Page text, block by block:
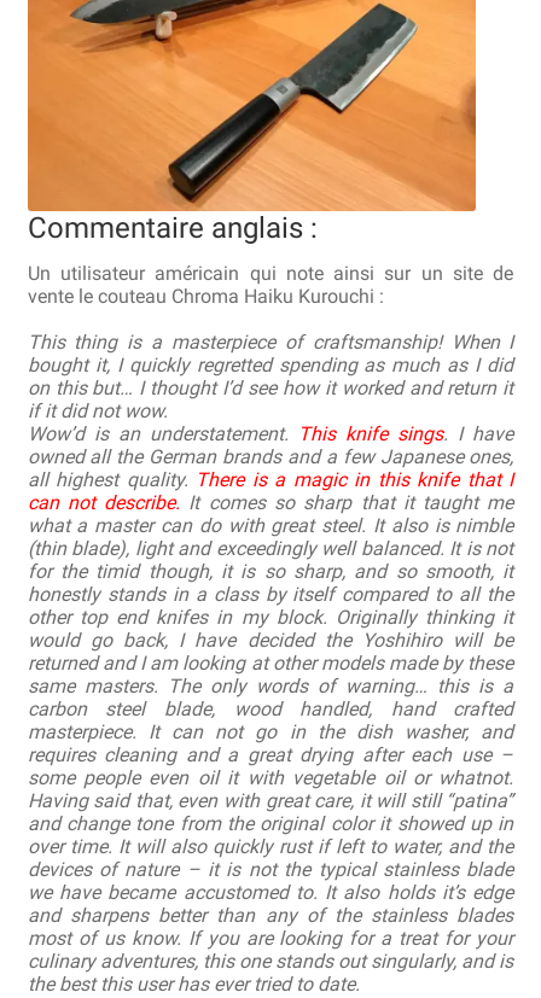
Bocuse d’Or
Politique de confidentialité
Politique en matière de remboursements et de retours
Questions / Réponses
Questions-Réponses?
Revendeurs
Revue de presse
Téléchargements
Thank you for booking
Tous les articles
Trouver mon couteau
Trouver mon magasin
Commentaire anglais :
Un utilisateur américain qui note ainsi sur un site de
vente le couteau Chroma Haiku Kurouchi :
This thing is a masterpiece of craftsmanship! When I
bought it, I quickly regretted spending as much as I did
on this but… I thought I’d see how it worked and return it
if it did not wow.
Wow’d is an understatement.
This knife sings. I have
owned all the German brands and a few Japanese ones,
all highest quality. There is a magic in this knife that I
can not describe. It comes so sharp that it taught me
what a master can do with great steel. It also is nimble
(thin blade), light and exceedingly well balanced. It is not
for the timid though, it is so sharp, and so smooth, it
honestly stands in a class by itself compared to all the
other top end knifes in my block. Originally thinking it
would go back, I have decided the Yoshihiro will be
returned and I am looking at other models made by these
same masters. The only words of warning… this is a
carbon steel blade, wood handled, hand crafted
masterpiece. It can not go in the dish washer, and
requires cleaning and a great drying after each use –
some people even oil it with vegetable oil or whatnot.
Having said that, even with great care, it will still “patina”
and change tone from the original color it showed up in
over time. It will also quickly rust if left to water, and the
devices of nature – it is not the typical stainless blade
we have became accustomed to. It also holds it’s edge
and sharpens better than any of the stainless blades
most of us know. If you are looking for a treat for your
culinary adventures, this one stands out singularly, and is
the best this user has ever tried to date.